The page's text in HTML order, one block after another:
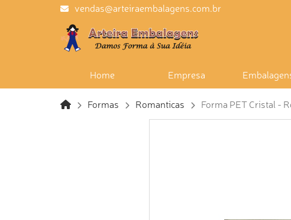
vendas@arteiraembalagens.com.br
Home Empresa
Formas Romanticas Forma PET Cristal -